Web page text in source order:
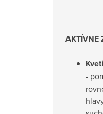
AKTÍVNE
-